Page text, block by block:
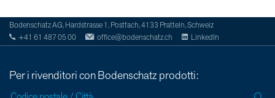
Bodenschatz AG, Hardstrasse 1, Postfach, 4133 Pratteln, Schweiz
+41 61 487 05 00
office@bodenschatz.ch LinkedIn
Per i rivenditori con Bodenschatz prodotti: